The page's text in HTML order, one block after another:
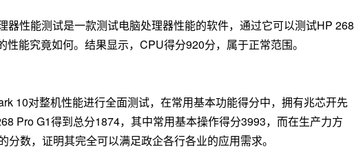
器性能测试是一款测试电脑处理器性能的软件，通过它可以测试HP 268
性能究竟如何。结果显示，CPU得分920分，属于正常范围。
10对整机性能进行全面测试，在常用基本功能得分中，拥有兆芯开先
Pro G1得到总分1874，其中常用基本操作得分3993，而在生产力方
分数，证明其完全可以满足政企各行各业的应用需求。